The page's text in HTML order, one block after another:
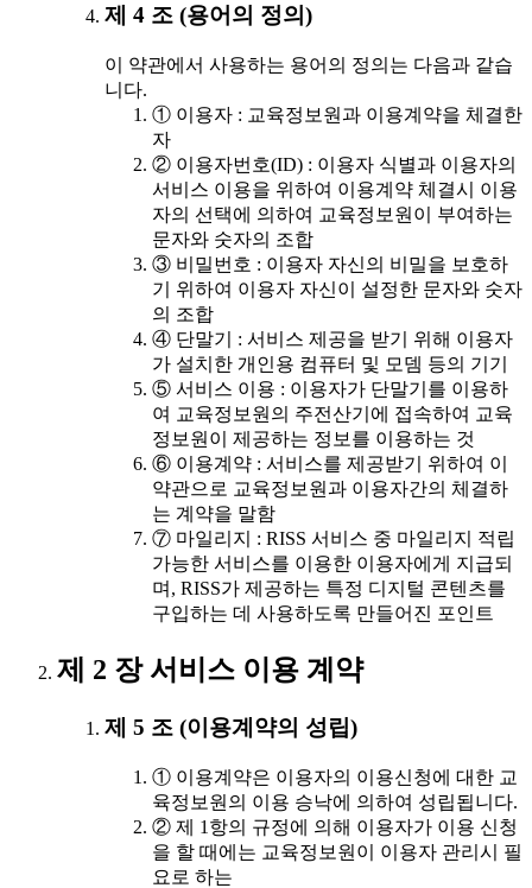
제 4 조 (용어의 정의)
이 약관에서 사용하는 용어의 정의는 다음과 같습
니다.
① 이용자 : 교육정보원과 이용계약을 체결한
자
② 이용자번호(ID) : 이용자 식별과 이용자의
서비스 이용을 위하여 이용계약 체결시 이용
자의 선택에 의하여 교육정보원이 부여하는
문자와 숫자의 조합
③ 비밀번호 : 이용자 자신의 비밀을 보호하
기 위하여 이용자 자신이 설정한 문자와 숫자
의 조합
④ 단말기 : 서비스 제공을 받기 위해 이용자
가 설치한 개인용 컴퓨터 및 모뎀 등의 기기
⑤ 서비스 이용 : 이용자가 단말기를 이용하
여 교육정보원의 주전산기에 접속하여 교육
정보원이 제공하는 정보를 이용하는 것
⑥ 이용계약 : 서비스를 제공받기 위하여 이
약관으로 교육정보원과 이용자간의 체결하
는 계약을 말함
⑦ 마일리지 : RISS 서비스 중 마일리지 적립
가능한 서비스를 이용한 이용자에게 지급되
며, RISS가 제공하는 특정 디지털 콘텐츠를
구입하는 데 사용하도록 만들어진 포인트
제 2 장 서비스 이용 계약
제 5 조 (이용계약의 성립)
① 이용계약은 이용자의 이용신청에 대한 교
육정보원의 이용 승낙에 의하여 성립됩니다.
② 제 1항의 규정에 의해 이용자가 이용 신청
을 할 때에는 교육정보원이 이용자 관리시 필
요로 하는